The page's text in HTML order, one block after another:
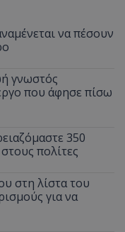
να πέσουν
γνωστός
που άφησε πίσω
350
πολίτες
στη λίστα του
για να